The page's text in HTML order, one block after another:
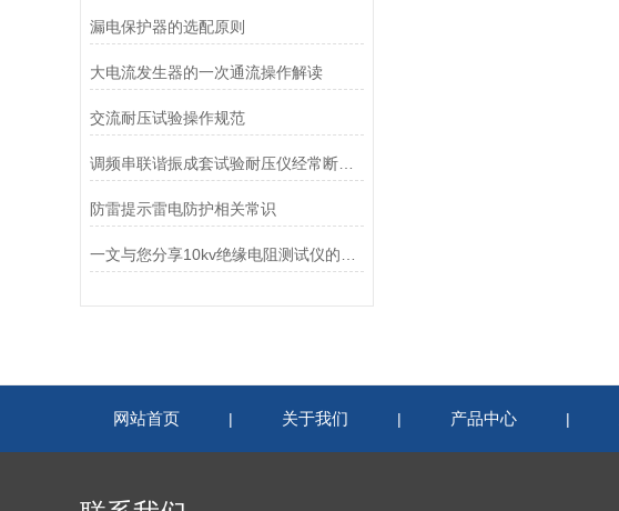
漏电保护器的选配原则
大电流发生器的一次通流操作解读
交流耐压试验操作规范
调频串联谐振成套试验耐压仪经常断电的原因有哪些方面呢
防雷提示雷电防护相关常识
网站首页 | 关于我们 | 产品中心 |